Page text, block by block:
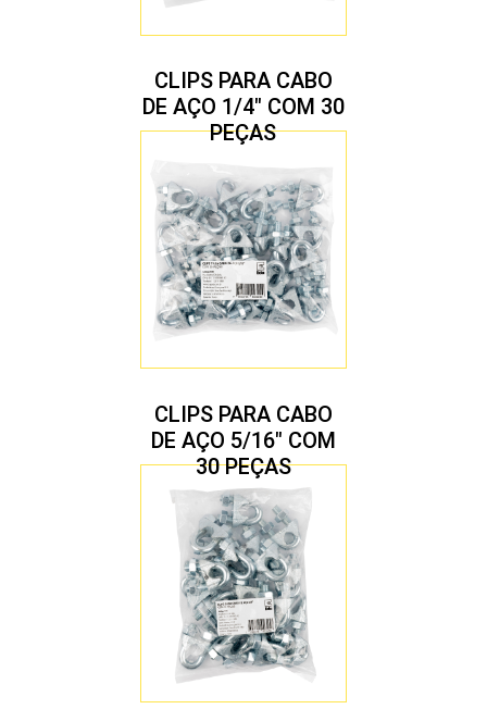
CLIPS PARA CABO
DE AÇO 1/4″ COM 30
PEÇAS
CLIPS PARA CABO
DE AÇO 5/16″ COM
30 PEÇAS